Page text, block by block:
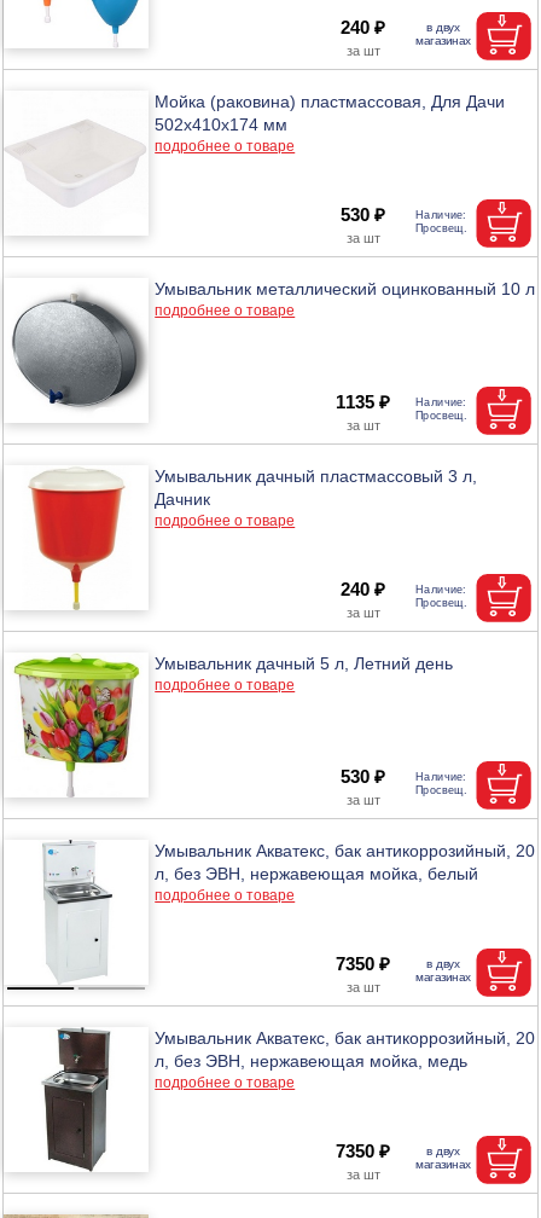
240 ₽
Мойка (раковина) пластмассовая, Для Дачи
502х410х174 мм
подробнее о товаре
530 ₽
Умывальник металлический оцинкованный 10 л
подробнее о товаре
1135 ₽
Умывальник дачный пластмассовый 3 л,
Дачник
подробнее о товаре
240 ₽
Умывальник дачный 5 л, Летний день
подробнее о товаре
530 ₽
Умывальник Акватекс, бак антикоррозийный, 20
л, без ЭВН, нержавеющая мойка, белый
подробнее о товаре
7350 ₽
Умывальник Акватекс, бак антикоррозийный, 20
л, без ЭВН, нержавеющая мойка, медь
подробнее о товаре
7350 ₽